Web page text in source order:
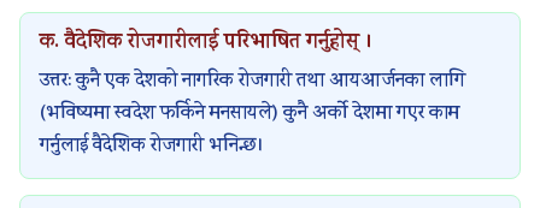
क. वैदेशिक रोजगारीलाई परिभाषित गर्नुहोस् ।
उत्तर: कुनै एक देशको नागरिक रोजगारी तथा आयआर्जनका लागि
(भविष्यमा स्वदेश फर्किने मनसायले) कुनै अर्को देशमा गएर काम
गर्नुलाई वैदेशिक रोजगारी भनिन्छ।